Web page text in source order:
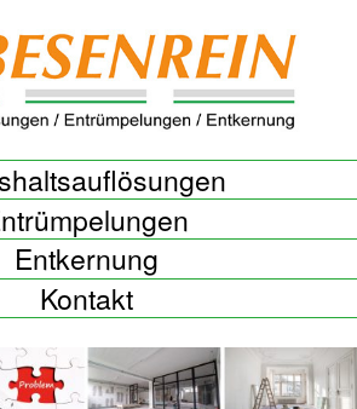
Entkernung
Kontakt